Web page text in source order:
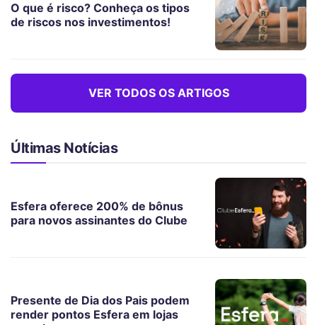
O que é risco? Conheça os tipos
de riscos nos investimentos!
VER TODOS OS ARTIGOS
Últimas Notícias
Esfera oferece 200% de bônus
para novos assinantes do Clube
Presente de Dia dos Pais podem
render pontos Esfera em lojas